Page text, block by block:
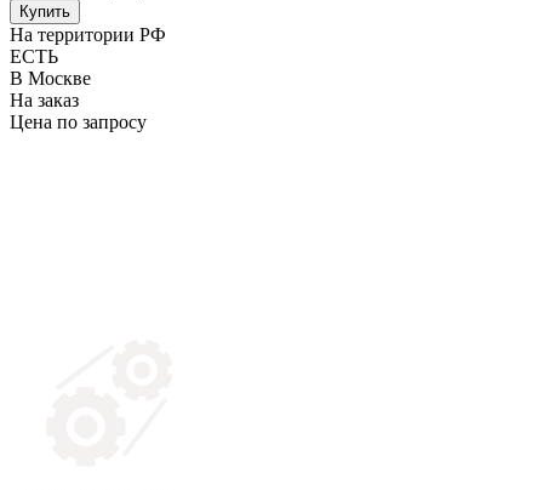
Купить
На территории РФ
ЕСТЬ
В Москве
На заказ
Цена по запросу